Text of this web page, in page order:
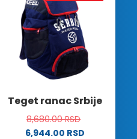
varijanti.
Opcije
mogu
biti
izabrane
na
proizvoda.
Teget ranac Srbije
8,680.00RSD
6,944.00 RSD